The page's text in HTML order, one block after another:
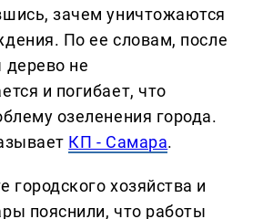
зачем уничтожаются
По ее словам, после
дерево не
и погибает, что
озеленения города.
КП - Самара.
городского хозяйства и
пояснили, что работы